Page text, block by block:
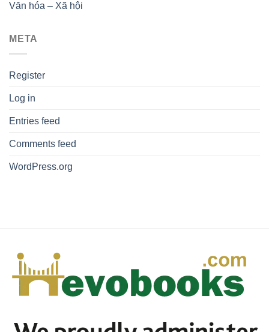
Văn hóa – Xã hội
META
Register
Log in
Entries feed
Comments feed
WordPress.org